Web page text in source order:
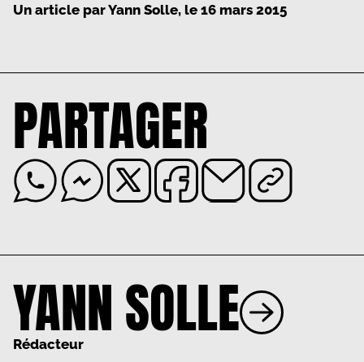
Un article parYann Solle, le 16 mars 2015
PARTAGER
YANN SOLLE
Rédacteur